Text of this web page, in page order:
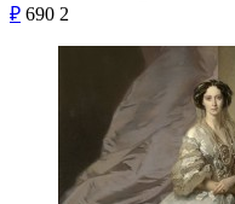
₽ 690 2